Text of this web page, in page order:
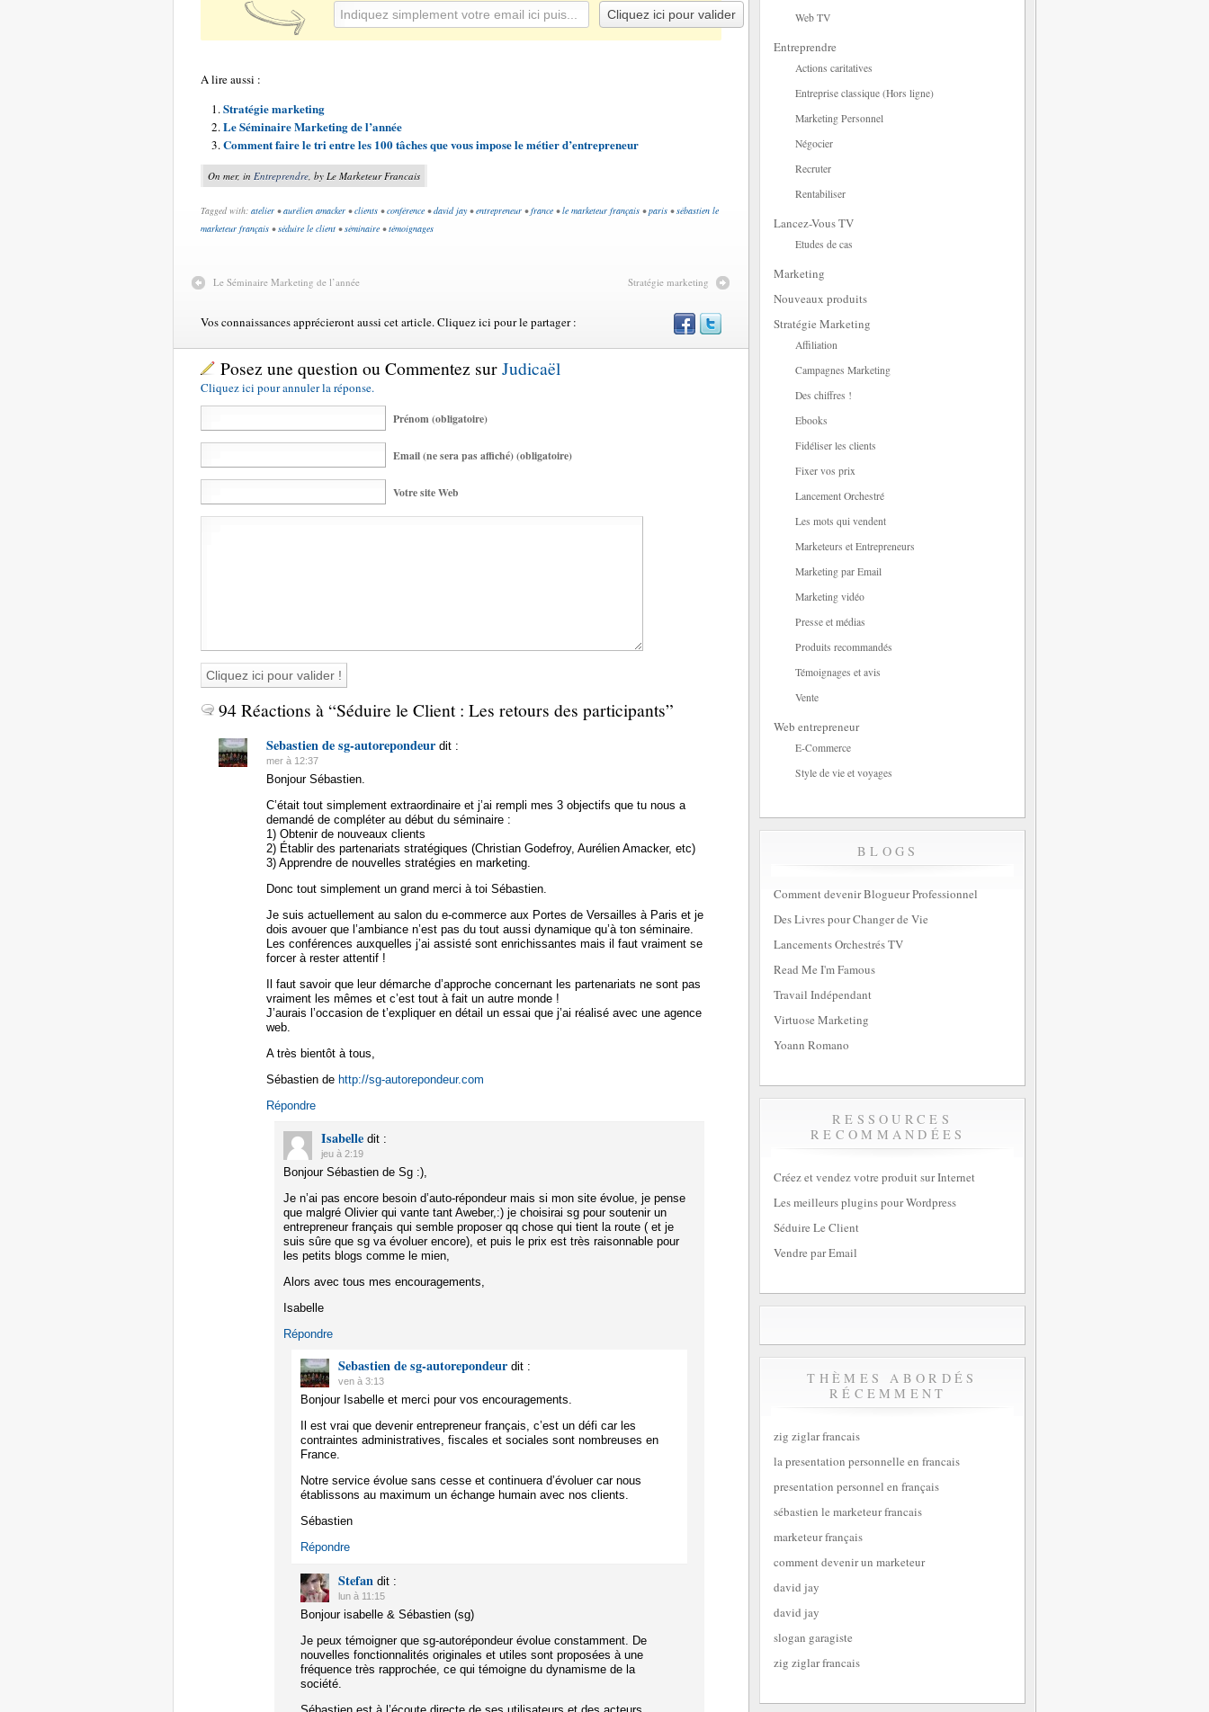
A lire aussi :
Stratégie marketing
Le Séminaire Marketing de l’année
Comment faire le tri entre les 100 tâches que vous impose le métier d’entrepreneur
On mer, in Entreprendre , by Le Marketeur Francais
Tagged with: atelier •aurélien amacker •clients •conférence •david jay•entrepreneur •france •le marketeur français •paris •sébastien le
marketeur français •séduire le client •séminaire •témoignages
Le Séminaire Marketing de l’année Stratégie marketing
Vos connaissances apprécieront aussi cet article. Cliquez ici pour le partager :
Posez une question ou Commentez surJudicaël
Cliquez ici pour annuler la réponse.
Prénom (obligatoire)
Email (ne sera pas affiché) (obligatoire)
Votre site Web
94 Réactions à “Séduire le Client : Les retours des participants”
Sebastien de sg-autorepondeur dit :
mer à 12:37
Bonjour Sébastien.
C’était tout simplement extraordinaire et j’ai rempli mes 3 objectifs que tu nous a
demandé de compléter au début du séminaire :
1) Obtenir de nouveaux clients
2) Établir des partenariats stratégiques (Christian Godefroy, Aurélien Amacker, etc)
3) Apprendre de nouvelles stratégies en marketing.
Donc tout simplement un grand merci à toi Sébastien.
Je suis actuellement au salon du e-commerce aux Portes de Versailles à Paris et je
dois avouer que l’ambiance n’est pas du tout aussi dynamique qu’à ton séminaire.
Les conférences auxquelles j’ai assisté sont enrichissantes mais il faut vraiment se
forcer à rester attentif !
Il faut savoir que leur démarche d’approche concernant les partenariats ne sont pas
vraiment les mêmes et c’est tout à fait un autre monde !
J’aurais l’occasion de t’expliquer en détail un essai que j’ai réalisé avec une agence
web.
A très bientôt à tous,
Sébastien de http://sg-autorepondeur.com
Répondre
Isabelle dit :
jeu à 2:19
Bonjour Sébastien de Sg :),
Je n’ai pas encore besoin d’auto-répondeur mais si mon site évolue, je pense
que malgré Olivier qui vante tant Aweber,:) je choisirai sg pour soutenir un
entrepreneur français qui semble proposer qq chose qui tient la route ( et je
suis sûre que sg va évoluer encore), et puis le prix est très raisonnable pour
les petits blogs comme le mien,
Alors avec tous mes encouragements,
Isabelle
Répondre
Sebastien de sg-autorepondeur dit :
ven à 3:13
Bonjour Isabelle et merci pour vos encouragements.
Il est vrai que devenir entrepreneur français, c’est un défi car les
contraintes administratives, fiscales et sociales sont nombreuses en
France.
Notre service évolue sans cesse et continuera d’évoluer car nous
établissons au maximum un échange humain avec nos clients.
Sébastien
Répondre
Stefan dit :
lun à 11:15
Bonjour isabelle & Sébastien (sg)
Je peux témoigner que sg-autorépondeur évolue constamment. De
nouvelles fonctionnalités originales et utiles sont proposées à une
fréquence très rapprochée, ce qui témoigne du dynamisme de la
société.
Web TV
Entreprendre
Actions caritatives
Entreprise classique (Hors ligne)
Marketing Personnel
Négocier
Recruter
Rentabiliser
Lancez-Vous TV
Etudes de cas
Marketing
Nouveaux produits
Stratégie Marketing
Affiliation
Campagnes Marketing
Des chiffres !
Ebooks
Fidéliser les clients
Fixer vos prix
Lancement Orchestré
Les mots qui vendent
Marketeurs et Entrepreneurs
Marketing par Email
Marketing vidéo
Presse et médias
Produits recommandés
Témoignages et avis
Vente
Web entrepreneur
E-Commerce
Style de vie et voyages
BLOGS
Comment devenir Blogueur Professionnel
Des Livres pour Changer de Vie
Lancements Orchestrés TV
Read Me I'm Famous
Travail Indépendant
Virtuose Marketing
Yoann Romano
RESSOURCES
RECOMMANDÉES
Créez et vendez votre produit sur Internet
Les meilleurs plugins pour Wordpress
Séduire Le Client
Vendre par Email
THÈMES ABORDÉS
RÉCEMMENT
zig ziglar francais
la presentation personnelle en francais
presentation personnel en français
sébastien le marketeur francais
marketeur français
comment devenir un marketeur
david jay
david jay
slogan garagiste
zig ziglar francais